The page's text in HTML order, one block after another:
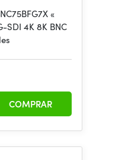
«
SDI 4K 8K BNC
COMPRAR